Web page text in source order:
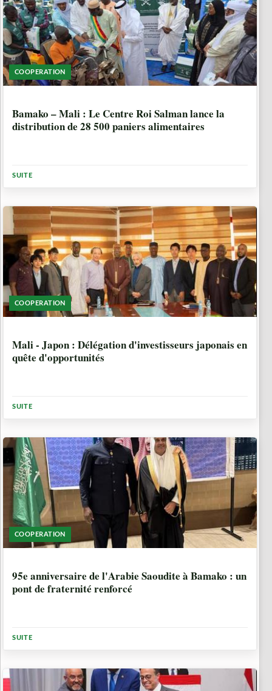
COOPERATION
Bamako – Mali : Le Centre Roi Salman lance la
distribution de 28 500 paniers alimentaires
SUITE
COOPERATION
Mali - Japon : Délégation d'investisseurs japonais en
quête d'opportunités
SUITE
COOPERATION
95e anniversaire de l'Arabie Saoudite à Bamako : un
pont de fraternité renforcé
SUITE